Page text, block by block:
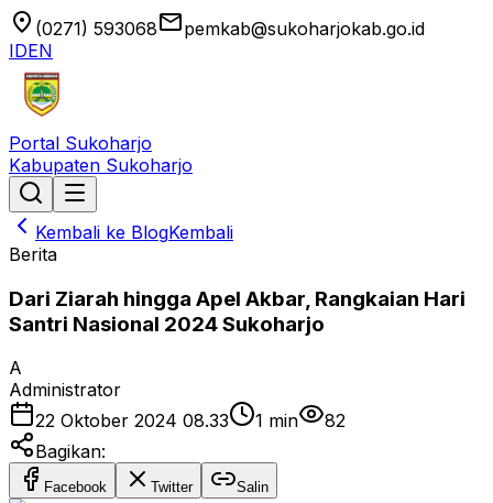
location_on (0271) 593068emailpemkab@sukoharjokab.go.id
IDEN
Portal Sukoharjo
Kabupaten Sukoharjo
Kembali ke BlogKembali
Berita
Dari Ziarah hingga Apel Akbar, Rangkaian Hari
Santri Nasional 2024 Sukoharjo
A
Administrator
22 Oktober 2024 08.33
1 min
82
Bagikan:
Facebook Twitter Salin